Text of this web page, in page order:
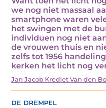
we nog niet massaal
smartphone waren
het swingen met de
individuen nog niet
de vrouwen thuis en
zelfs tot 1956
kerken het licht nog
Jan Jacob Krediet Van den
de drempel